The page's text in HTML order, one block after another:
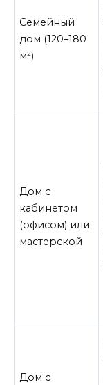
Семейный
дом (120–180
м²)
Дом с
кабинетом
(офисом) или
мастерской
Дом с